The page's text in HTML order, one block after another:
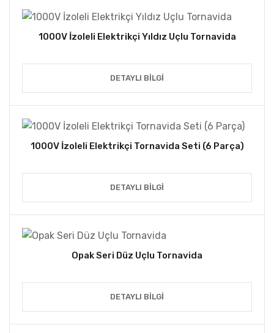
1000V İzoleli Elektrikçi Yıldız Uçlu Tornavida
DETAYLI BILGI
1000V İzoleli Elektrikçi Tornavida Seti (6 Parça)
DETAYLI BILGI
Opak Seri Düz Uçlu Tornavida
DETAYLI BILGI